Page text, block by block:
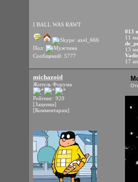
I BALL WAS RAWT
Пол:
Сообщений: 5777
013
11
13
17
michazoid
Житель Форума
Рейтинг: 920
[Заценки]
[Комментарии]